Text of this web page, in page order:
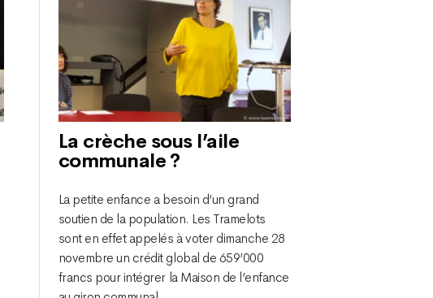
La crèche sous l’aile
communale ?
La petite enfance a besoin d’un grand
soutien de la population. Les Tramelots
sont en effet appelés à voter dimanche 28
novembre un crédit global de 659’000
francs pour intégrer la Maison de l’enfance